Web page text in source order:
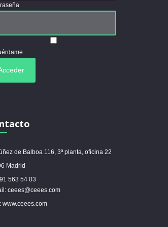
de Balboa 116, 3ª planta, oficina 22
Madrid
563 54 03
ceees@ceees.com
www.ceees.com